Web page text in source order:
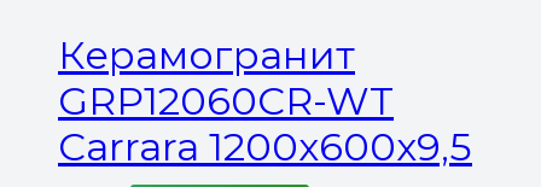
Керамогранит
GRP12060CR-WT
Carrara 1200x600x9,5